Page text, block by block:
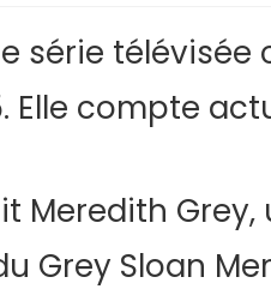
série télévisée
Elle compte
Meredith
Grey Sloan